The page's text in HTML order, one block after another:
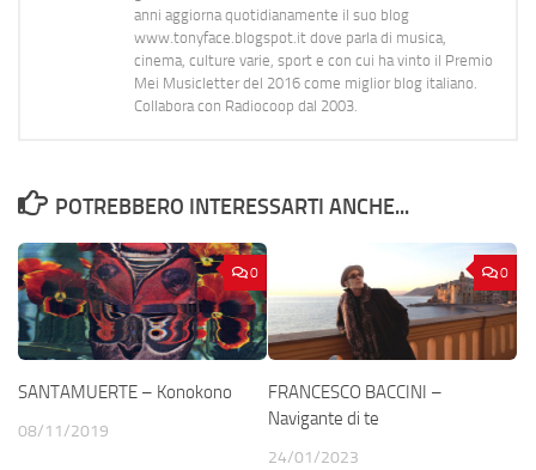
anni aggiorna quotidianamente il suo blog
www.tonyface.blogspot.it dove parla di musica,
cinema, culture varie, sport e con cui ha vinto il Premio
Mei Musicletter del 2016 come miglior blog italiano.
Collabora con Radiocoop dal 2003.
POTREBBERO INTERESSARTI ANCHE...
0
SANTAMUERTE – Konokono
08/11/2019
0
FRANCESCO BACCINI –
Navigante di te
24/01/2023